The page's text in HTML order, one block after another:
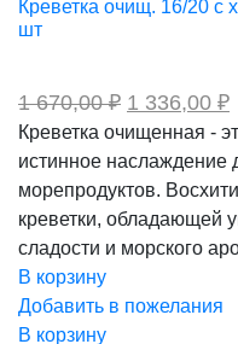
Креветка очищ. 16/20 с
шт
1 670,00₽
1
670,00 ₽.
1 336,00 ₽
Креветка очищенная -
истинное наслаждение
морепродуктов.
креветки, обладающей
сладости и морского
В корзину
Добавить в пожелания
В корзину